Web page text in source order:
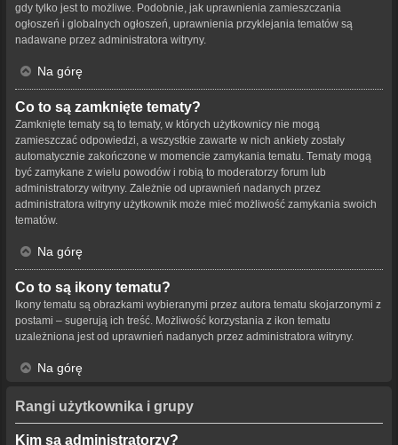
gdy tylko jest to możliwe. Podobnie, jak uprawnienia zamieszczania
ogłoszeń i globalnych ogłoszeń, uprawnienia przyklejania tematów są
nadawane przez administratora witryny.
Na górę
Co to są zamknięte tematy?
Zamknięte tematy są to tematy, w których użytkownicy nie mogą
zamieszczać odpowiedzi, a wszystkie zawarte w nich ankiety zostały
automatycznie zakończone w momencie zamykania tematu. Tematy mogą
być zamykane z wielu powodów i robią to moderatorzy forum lub
administratorzy witryny. Zależnie od uprawnień nadanych przez
administratora witryny użytkownik może mieć możliwość zamykania swoich
tematów.
Na górę
Co to są ikony tematu?
Ikony tematu są obrazkami wybieranymi przez autora tematu skojarzonymi z
postami – sugerują ich treść. Możliwość korzystania z ikon tematu
uzależniona jest od uprawnień nadanych przez administratora witryny.
Na górę
Rangi użytkownika i grupy
Kim są administratorzy?